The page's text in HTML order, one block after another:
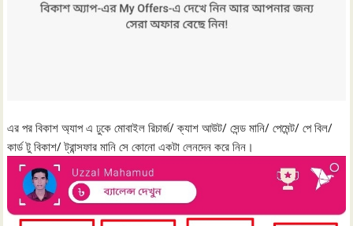
এর পর বিকাশ অ্যাপ এ ঢুকে মোবাইল রিচার্জ/ ক্যাশ আউট/ সেন্ড মানি/ পেমেন্ট/ পে বিল/
কার্ড টু বিকাশ/ ট্রান্সফার মানি সে কোনো একটা লেনদেন করে নিন।